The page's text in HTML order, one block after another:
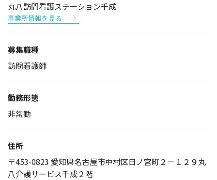
丸八訪問看護ステーション千成
事業所情報を見る
募集職種
訪問看護師
勤務形態
非常勤
住所
〒453-0823 愛知県名古屋市中村区日ノ宮町２－１２９丸
八介護サービス千成２階